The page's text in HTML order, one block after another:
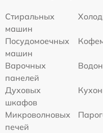
Стиральных
машин
Посудомоечных
машин
Варочных
панелей
Духовых
шкафов
Микроволновых
печей